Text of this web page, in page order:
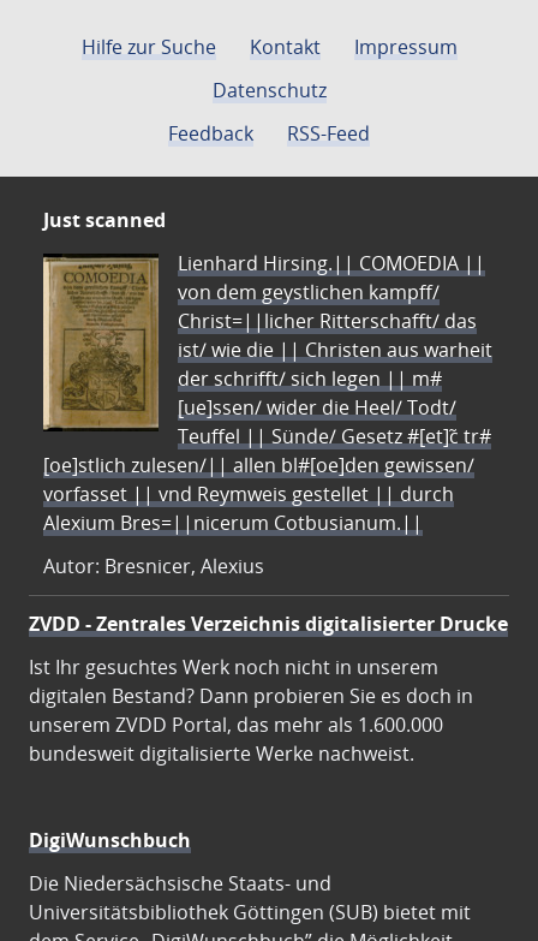
Hilfe zur Suche Kontakt
Impressum
Datenschutz
Feedback
RSS-Feed
Just scanned
Lienhard Hirsing.|| COMOEDIA ||
von dem geystlichen kampff/
Christ=||licher Ritterschafft/ das
ist/ wie die || Christen aus warheit
der schrifft/ sich legen || m#
[ue]ssen/ wider die Heel/ Todt/
Teuffel || Sünde/ Gesetz #[et]c̃ tr#
[oe]stlich zulesen/|| allen bl#[oe]den gewissen/
vorfasset || vnd Reymweis gestellet || durch
Alexium Bres=||nicerum Cotbusianum.||
Autor: Bresnicer, Alexius
ZVDD - Zentrales Verzeichnis digitalisierter Drucke
Ist Ihr gesuchtes Werk noch nicht in unserem
digitalen Bestand? Dann probieren Sie es doch in
unserem ZVDD Portal, das mehr als 1.600.000
bundesweit digitalisierte Werke nachweist.
DigiWunschbuch
Die Niedersächsische Staats- und
Universitätsbibliothek Göttingen (SUB) bietet mit